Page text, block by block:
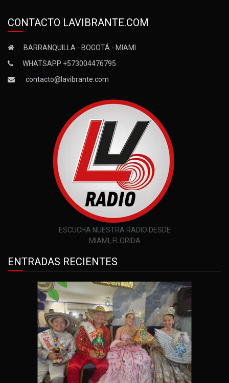
CONTACTO LAVIBRANTE.COM
BARRANQUILLA - BOGOTÁ - MIAMI
WHATSAPP +573004476795
contacto@lavibrante.com
ESCUCHA NUESTRA RADIO DESDE
MIAMI, FLORIDA
ENTRADAS RECIENTES